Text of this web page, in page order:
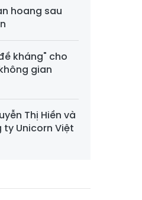
hoang sau
kháng" cho
gian
Thị Hiền và
Unicorn Việt